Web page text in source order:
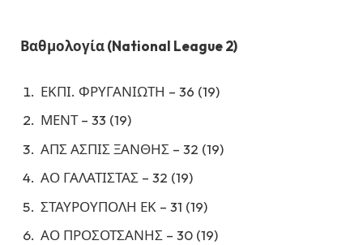
Βαθμολογία (National League 2)
ΕΚΠΙ. ΦΡΥΓΑΝΙΩΤΗ – 36 (19)
ΜΕΝΤ – 33 (19)
ΑΠΣ ΑΣΠΙΣ ΞΑΝΘΗΣ – 32 (19)
ΑΟ ΓΑΛΑΤΙΣΤΑΣ – 32 (19)
ΣΤΑΥΡΟΥΠΟΛΗ ΕΚ – 31 (19)
ΑΟ ΠΡΟΣΟΤΣΑΝΗΣ – 30 (19)